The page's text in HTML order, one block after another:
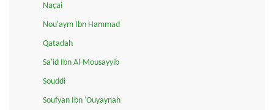
Naçai
Nou'aym Ibn Hammad
Qatadah
Sa'id Ibn Al-Mousayyib
Souddi
Soufyan Ibn 'Ouyaynah